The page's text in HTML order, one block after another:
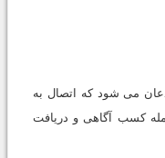
می شود که اتصال به
کسب آگاهی و دریافت